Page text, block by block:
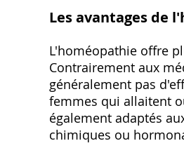
Les avantages de
L'homéopathie offre
Contrairement aux
généralement pas
femmes qui allaitent
également adaptés
chimiques ou